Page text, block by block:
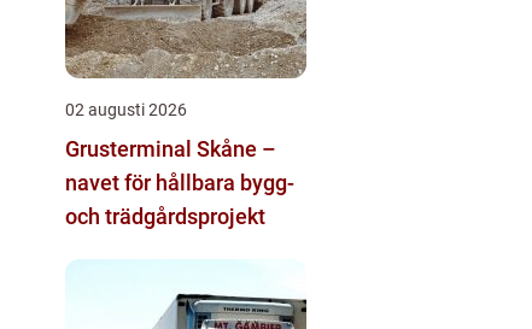
02 augusti 2026
Grusterminal Skåne –
navet för hållbara bygg-
och trädgårdsprojekt